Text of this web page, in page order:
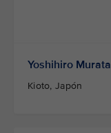
Yoshihiro Murata
Kioto, Japón